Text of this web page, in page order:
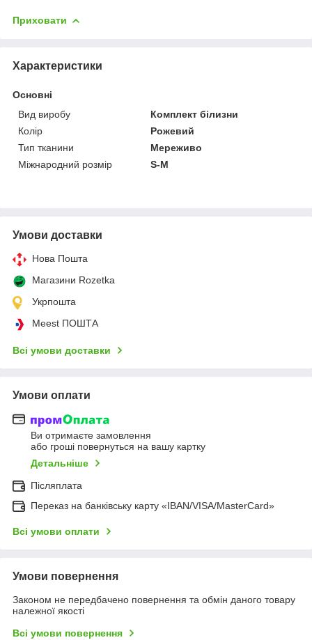
Приховати
Характеристики
Основні
Вид виробу
Комплект білизни
Колір
Рожевий
Тип тканини
Мереживо
Міжнародний розмір
S-M
Умови доставки
Нова Пошта
Магазини Rozetka
Укрпошта
Meest ПОШТА
Всі умови доставки
Умови оплати
Ви отримаєте замовлення
або гроші повернуться на вашу картку
Детальніше
Післяплата
Переказ на банківську карту «IBAN/VISA/MasterCard»
Всі умови оплати
Умови повернення
Законом не передбачено повернення та обмін даного товару
належної якості
Всі умови повернення